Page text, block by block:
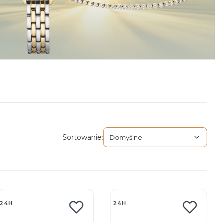
Sortowanie: Domyślne
Domyślne
produkty
24H 24H